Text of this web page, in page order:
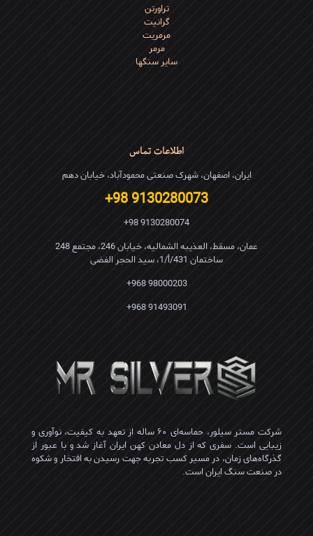
تراورتن
گرانیت
مرمریت
مرمر
سایر سنگها
اطلاعات تماس
ایران، اصفهان، شهرک صنعتی محمودآباد، خیابان دهم
9130280073 98+
9130280074 98+
عمان، مسقط، العذیبه الشمالیه، خیابان 246، مجتمع 248
ساختمان 431/أ/1، سید الحجر الفضی
98000203 968+
91493091 968+
شرکت مستر سیلور، حماسه‌ای ۶۰ ساله از تعهد به کیفیت، نوآوری و
زیبایی است. سفری که از دل معادن کهن ایران آغاز شد و با عبور از
گذرگاه‌های زمان، در مسیر کسب تجربه جهت رسیدن به افتخار و شکوه
در صنعت سنگ ایران است.